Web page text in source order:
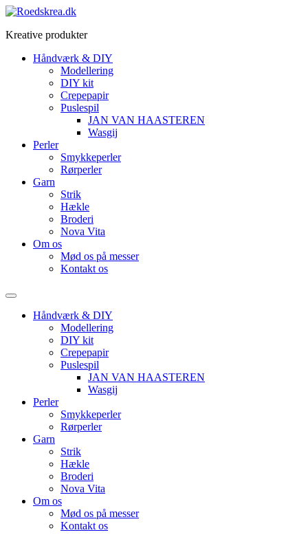
Videre
indhold
Kreative produkter
Håndværk & DIY
Modellering
DIY kit
Crepepapir
Puslespil
JAN VAN HAASTEREN
Wasgij
Perler
Smykkeperler
Rørperler
Garn
Strik
Hækle
Broderi
Nova Vita
Om os
Mød os på messer
Kontakt os
Menu
Håndværk & DIY
Modellering
DIY kit
Crepepapir
Puslespil
JAN VAN HAASTEREN
Wasgij
Perler
Smykkeperler
Rørperler
Garn
Strik
Hækle
Broderi
Nova Vita
Om os
Mød os på messer
Kontakt os